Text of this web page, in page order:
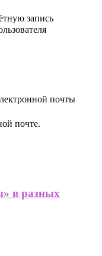
запись
почты
почте.
в разных